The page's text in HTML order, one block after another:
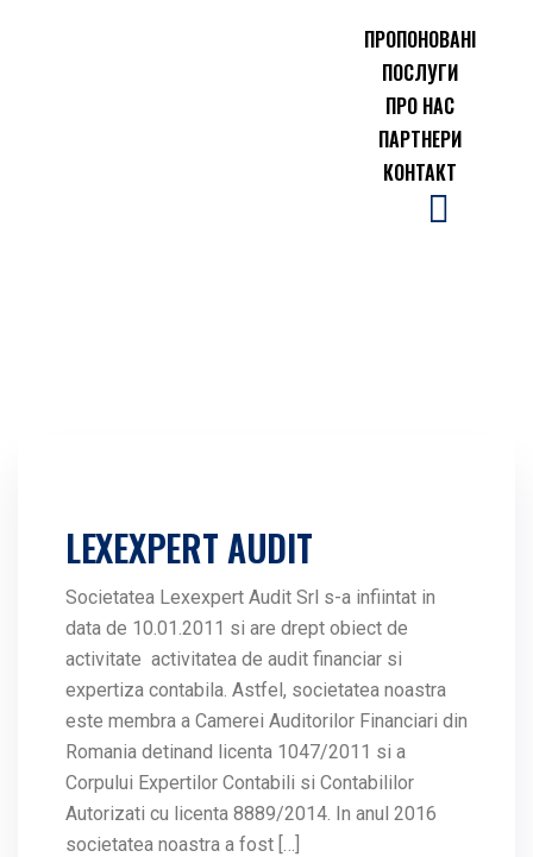
ПРОПОНОВАНІ
ПОСЛУГИ
ПРО НАС
ПАРТНЕРИ
КОНТАКТ
LEXEXPERT AUDIT
Societatea Lexexpert Audit Srl s-a infiintat in
data de 10.01.2011 si are drept obiect de
activitate activitatea de audit financiar si
expertiza contabila. Astfel, societatea noastra
este membra a Camerei Auditorilor Financiari din
Romania detinand licenta 1047/2011 si a
Corpului Expertilor Contabili si Contabililor
Autorizati cu licenta 8889/2014. In anul 2016
societatea noastra a fost […]